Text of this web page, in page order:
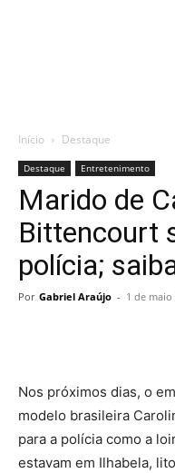
Início Destaque
Destaque Entretenimento
Marido de
Bittencourt
polícia;
Por Gabriel Araújo - 1 de maio
Nos próximos dias, o
modelo brasileira
para a polícia como a
estavam em Ilhabela,